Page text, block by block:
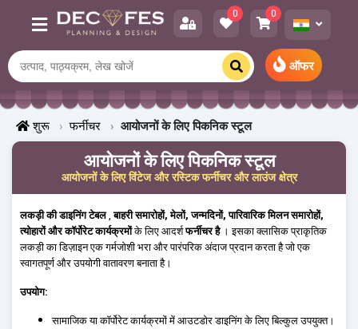
0 0
ऑफर
शुरू फर्नीचर आयोजनों के लिए पिकनिक स्टूल
आयोजनों के लिए पिकनिक स्टूल
आयोजनों के लिए विंटेज और रस्टिक फर्नीचर और लाउंज क्षेत्र
लकड़ी की डाइनिंग टेबल,बाहरी समारोहों, मेलों, जन्मदिनों, पारिवारिक मिलन समारोहों,
त्योहारों और कॉर्पोरेट कार्यक्रमोंके लिए आदर्शफर्नीचर है। इसका क्लासिक प्राकृतिक
लकड़ी का डिज़ाइन एक गर्मजोशी भरा और पारंपरिक अंदाज प्रदान करता है जो एक
स्वागतपूर्ण और उपयोगी वातावरण बनाता है।
उपयोग:
सामाजिक या कॉर्पोरेट कार्यक्रमों में आउटडोर डाइनिंग के लिए बिल्कुल उपयुक्त।